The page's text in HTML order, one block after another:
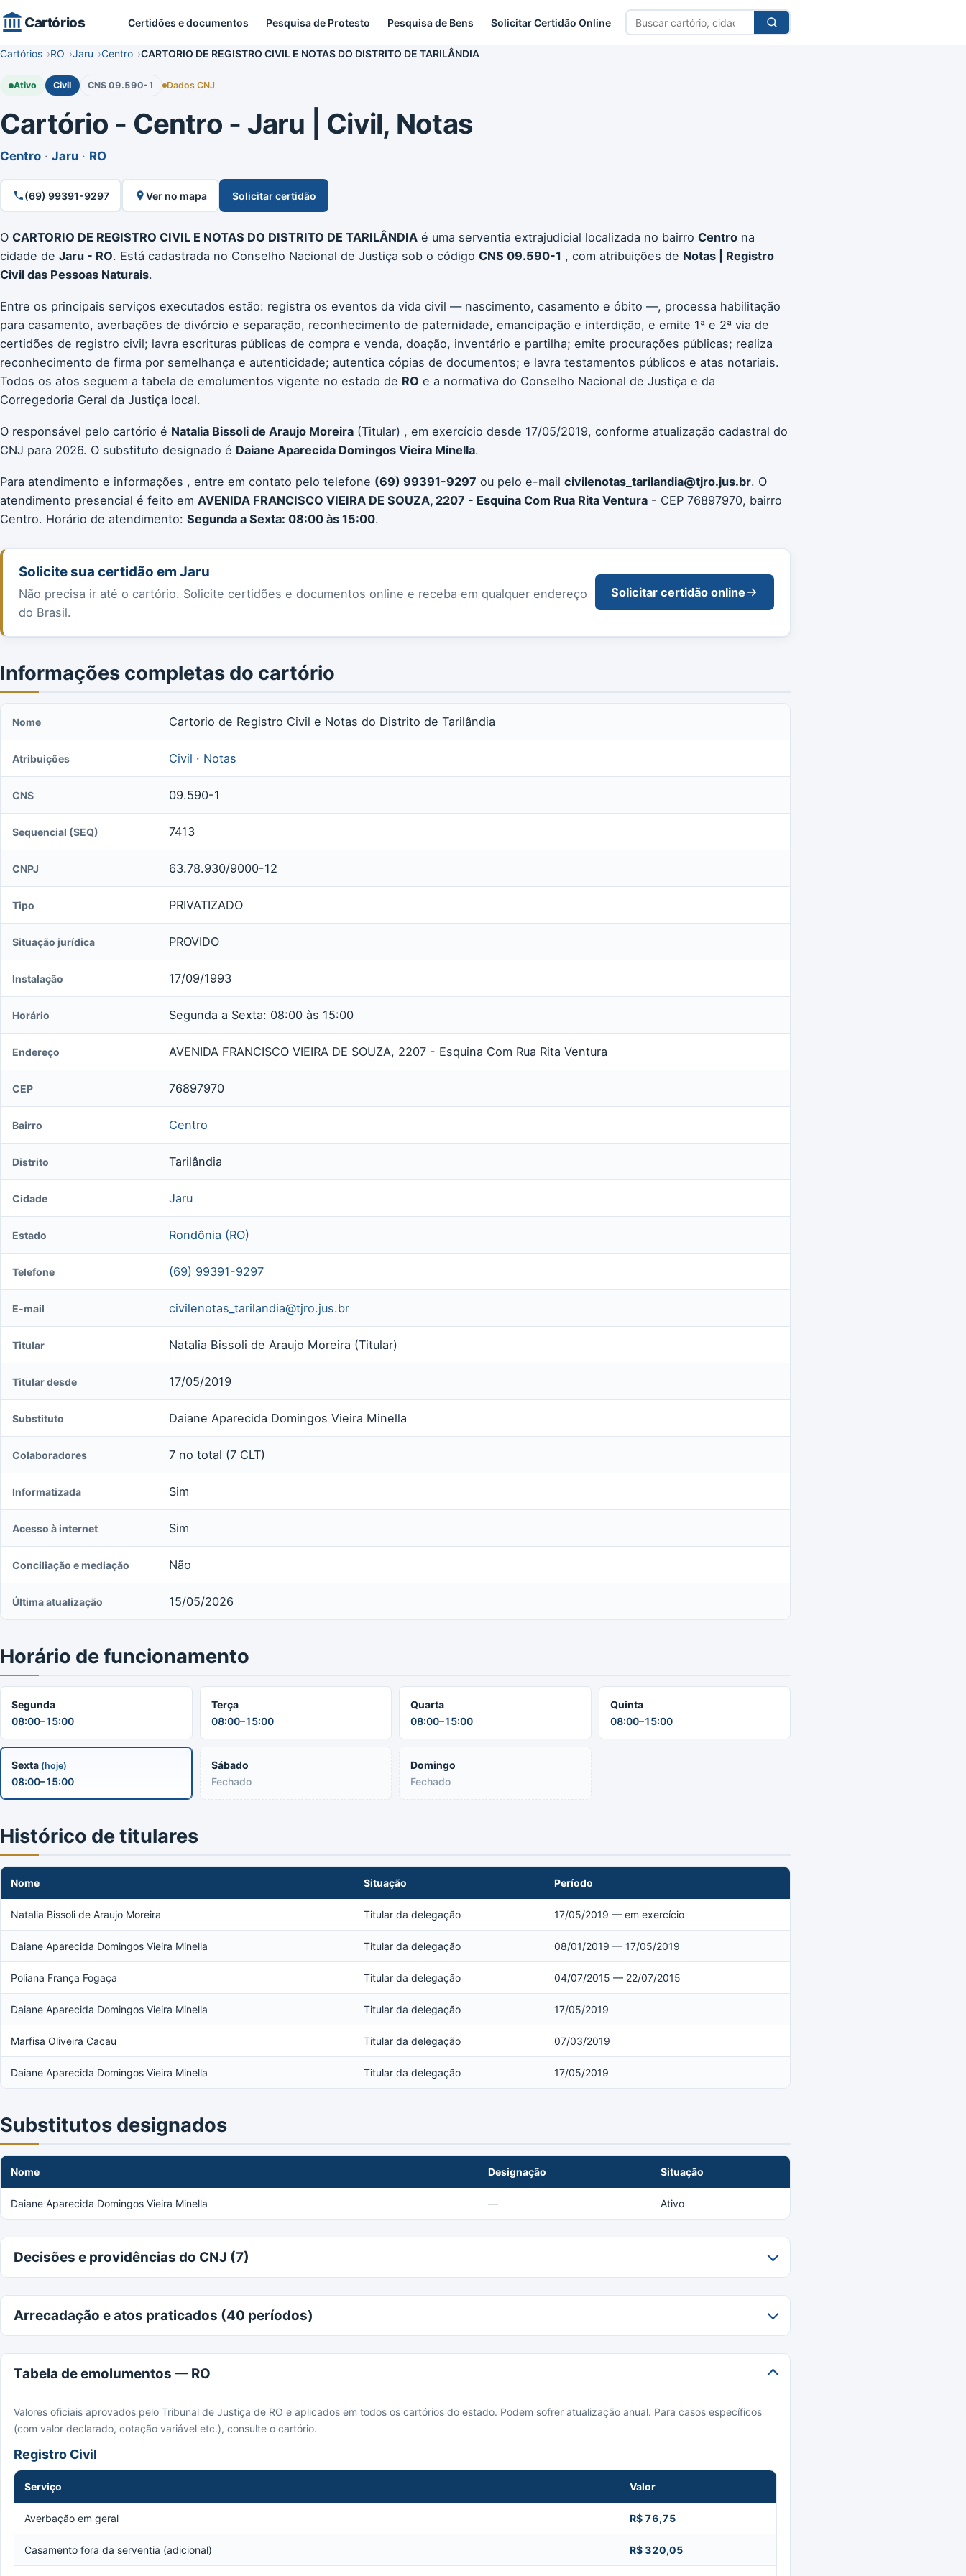
Cartórios Certidões e documentos Pesquisa de Protesto Pesquisa de Bens Solicitar Certidão Online
Buscar
cartório
Cartórios RO Jaru Centro CARTORIO DE REGISTRO CIVIL E NOTAS DO DISTRITO DE TARILÂNDIA
Ativo Civil CNS 09.590-1 Dados CNJ
Cartório - Centro - Jaru | Civil, Notas
Centro · Jaru · RO
(69) 99391-9297 Ver no mapa Solicitar certidão
O CARTORIO DE REGISTRO CIVIL E NOTAS DO DISTRITO DE TARILÂNDIA é uma serventia extrajudicial localizada no bairro Centro na
cidade de Jaru - RO. Está cadastrada no Conselho Nacional de Justiça sob o código CNS 09.590-1 , com atribuições de Notas | Registro
Civil das Pessoas Naturais.
Entre os principais serviços executados estão: registra os eventos da vida civil — nascimento, casamento e óbito —, processa habilitação
para casamento, averbações de divórcio e separação, reconhecimento de paternidade, emancipação e interdição, e emite 1ª e 2ª via de
certidões de registro civil; lavra escrituras públicas de compra e venda, doação, inventário e partilha; emite procurações públicas; realiza
reconhecimento de firma por semelhança e autenticidade; autentica cópias de documentos; e lavra testamentos públicos e atas notariais.
Todos os atos seguem a tabela de emolumentos vigente no estado de RO e a normativa do Conselho Nacional de Justiça e da
Corregedoria Geral da Justiça local.
O responsável pelo cartório é Natalia Bissoli de Araujo Moreira (Titular) , em exercício desde 17/05/2019, conforme atualização cadastral do
CNJ para 2026. O substituto designado é Daiane Aparecida Domingos Vieira Minella.
Para atendimento e informações , entre em contato pelo telefone (69) 99391-9297 ou pelo e-mail civilenotas_tarilandia@tjro.jus.br. O
atendimento presencial é feito em AVENIDA FRANCISCO VIEIRA DE SOUZA, 2207 - Esquina Com Rua Rita Ventura - CEP 76897970, bairro
Centro. Horário de atendimento: Segunda a Sexta: 08:00 às 15:00.
Solicite sua certidão em Jaru
Não precisa ir até o cartório. Solicite certidões e documentos online e receba em qualquer endereço
do Brasil.
Solicitar certidão online
Informações completas do cartório
Nome Cartorio de Registro Civil e Notas do Distrito de Tarilândia
Atribuições Civil · Notas
CNS 09.590-1
Sequencial (SEQ) 7413
CNPJ 63.78.930/9000-12
Tipo PRIVATIZADO
Situação jurídica PROVIDO
Instalação 17/09/1993
Horário Segunda a Sexta: 08:00 às 15:00
Endereço AVENIDA FRANCISCO VIEIRA DE SOUZA, 2207 - Esquina Com Rua Rita Ventura
CEP 76897970
Bairro Centro
Distrito Tarilândia
Cidade Jaru
Estado Rondônia (RO)
Telefone (69) 99391-9297
E-mail civilenotas_tarilandia@tjro.jus.br
Titular Natalia Bissoli de Araujo Moreira (Titular)
Titular desde 17/05/2019
Substituto Daiane Aparecida Domingos Vieira Minella
Colaboradores 7 no total (7 CLT)
Informatizada Sim
Acesso à internet Sim
Conciliação e mediação Não
Última atualização 15/05/2026
Horário de funcionamento
Segunda
08:00–15:00
Terça
08:00–15:00
Quarta
08:00–15:00
Quinta
08:00–15:00
Sexta (hoje)
08:00–15:00
Sábado
Fechado
Domingo
Fechado
Histórico de titulares
Nome Situação Período
Natalia Bissoli de Araujo Moreira Titular da delegação 17/05/2019 — em exercício
Daiane Aparecida Domingos Vieira Minella Titular da delegação 08/01/2019 — 17/05/2019
Poliana França Fogaça Titular da delegação 04/07/2015 — 22/07/2015
Daiane Aparecida Domingos Vieira Minella Titular da delegação 17/05/2019
Marfisa Oliveira Cacau Titular da delegação 07/03/2019
Daiane Aparecida Domingos Vieira Minella Titular da delegação 17/05/2019
Substitutos designados
Nome Designação Situação
Daiane Aparecida Domingos Vieira Minella — Ativo
Decisões e providências do CNJ (7)
Arrecadação e atos praticados (40 períodos)
Tabela de emolumentos — RO
Valores oficiais aprovados pelo Tribunal de Justiça de RO e aplicados em todos os cartórios do estado. Podem sofrer atualização anual. Para casos específicos
(com valor declarado, cotação variável etc.), consulte o cartório.
Registro Civil
Serviço Valor
Averbação em geral R$ 76,75
Casamento fora da serventia (adicional) R$ 320,05